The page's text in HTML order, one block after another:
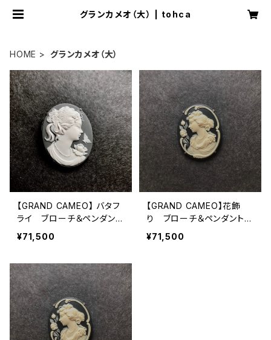
グランカメオ（大） | tohca
HOME グランカメオ（大）
【GRAND CAMEO】 バタフ
ライ ブローチ＆ペンダント
トップ 〈大〉※オーダー可
¥71,500
【GRAND CAMEO】花飾
り ブローチ＆ペンダントト
ップ 〈大〉※オーダー可
¥71,500